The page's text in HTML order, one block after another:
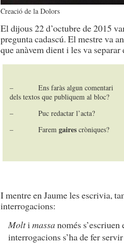
Creació de la Dolors
El dijous 22 d’octubre de 2015
pregunta cadascú. El mestre va
que anàvem dient i les va
– Ens faràs algun comentari
dels textos que publiquem al bloc?
– Puc redactar l’acta?
– Farem gairescròniques?
I mentre en Jaume les escrivia,
interrogacions:
Moltimassanomés s’escriuen
interrogacions s’ha de fer